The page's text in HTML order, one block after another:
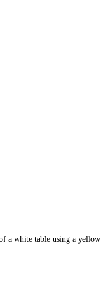
a white table using a yellow